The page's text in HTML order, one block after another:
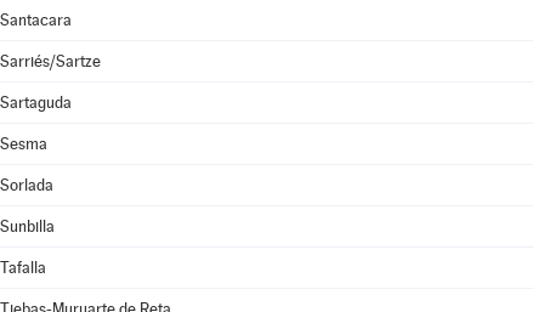
Santacara
Sarriés/Sartze
Sartaguda
Sesma
Sorlada
Sunbilla
Tafalla